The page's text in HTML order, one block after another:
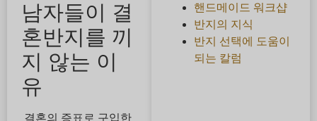
남자들이 결
혼반지를 끼
지 않는 이
유
결혼의 증표로 구입한
핸드메이드 워크샵
반지의 지식
반지 선택에 도움이
되는 칼럼